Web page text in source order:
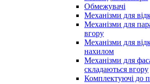
Обмежувачі
Механізми для
Механізми для
вгору
Механізми для
нахилом
Механізми для
складаються вгору
Комплектуючі до